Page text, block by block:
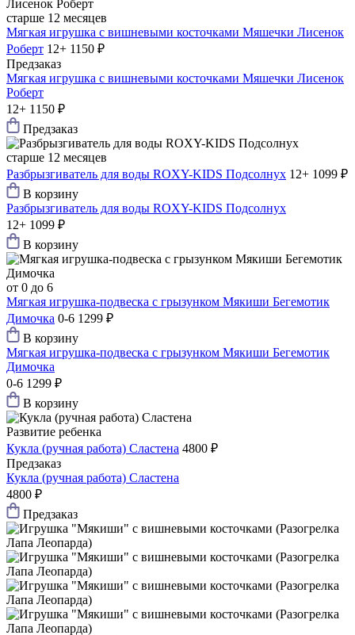
старше 12 месяцев
Мягкая игрушка с вишневыми косточками Мяшечки Лисенок
Роберт 12+ 1150 ₽
Предзаказ
Мягкая игрушка с вишневыми косточками Мяшечки Лисенок
Роберт
12+ 1150 ₽
Предзаказ
старше 12 месяцев
Разбрызгиватель для воды ROXY-KIDS Подсолнух 12+ 1099 ₽
В корзину
Разбрызгиватель для воды ROXY-KIDS Подсолнух
12+ 1099 ₽
В корзину
от 0 до 6
Мягкая игрушка-подвеска с грызунком Мякиши Бегемотик
Димочка 0-6 1299 ₽
В корзину
Мягкая игрушка-подвеска с грызунком Мякиши Бегемотик
Димочка
0-6 1299 ₽
В корзину
Развитие ребенка
Кукла (ручная работа) Сластена 4800 ₽
Предзаказ
Кукла (ручная работа) Сластена
4800 ₽
Предзаказ